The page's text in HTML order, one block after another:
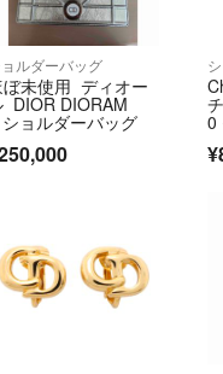
る限りキレイに梱包して迅速
となりますので通常よりも1
りやすく記載しているつもり
際と多少異なる場合がありま
になる点があれば、お気軽に
真をリクエスト下さい（比較
メントで悪意評価と判断し
に厳正な対処をさせて頂きま
ルダーバッグ
未使用 ディオー
DIOR DIORAM
ョルダーバッグ 0